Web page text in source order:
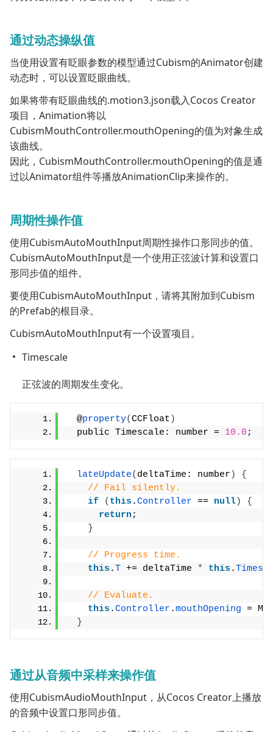
通过动态操纵值
当使用设置有眨眼参数的模型通过Cubism的Animator创建
动态时，可以设置眨眼曲线。
如果将带有眨眼曲线的.motion3.json载入Cocos Creator
项目，Animation将以
CubismMouthController.mouthOpening的值为对象生成
该曲线。
因此，CubismMouthController.mouthOpening的值是通
过以Animator组件等播放AnimationClip来操作的。
周期性操作值
使用CubismAutoMouthInput周期性操作口形同步的值。
CubismAutoMouthInput是一个使用正弦波计算和设置口
形同步值的组件。
要使用CubismAutoMouthInput，请将其附加到Cubism
的Prefab的根目录。
CubismAutoMouthInput有一个设置项目。
Timescale
正弦波的周期发生变化。
  @
property(CCFloat )
  public Timescale: number =
10.0 ;
lateUpdate( deltaTime: number )
{
// Fail silently.
if
( this .Controller == null)
{
return;
}
// Progress time.
this .T += deltaTime * this .
// Evaluate.
this .Controller .mouthOpening =
}
通过从音频中采样来操作值
使用CubismAudioMouthInput，从Cocos Creator上播放
的音频中设置口形同步值。